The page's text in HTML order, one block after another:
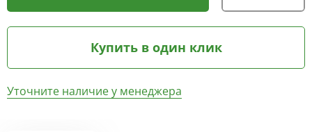
Купить в один клик
Уточните наличие у менеджера